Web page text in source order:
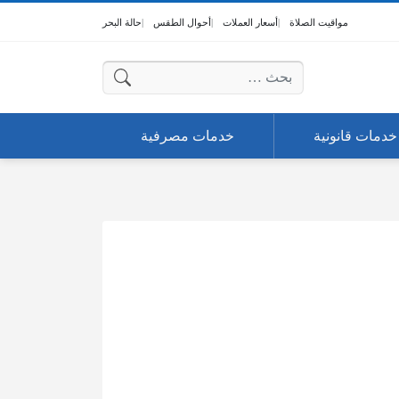
مواقيت الصلاة أسعار العملات أحوال الطقس حالة البحر
البحث عن:
خدمات قانونية خدمات مصرفية